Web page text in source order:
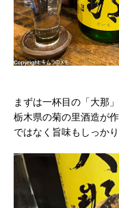
まずは一杯目の「大那」
栃木県の菊の里酒造が
ではなく旨味もしっか